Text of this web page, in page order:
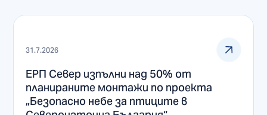
31.7.2026
ЕРП Север изпълни над 50% от
планираните монтажи по проекта
„Безопасно небе за птиците в